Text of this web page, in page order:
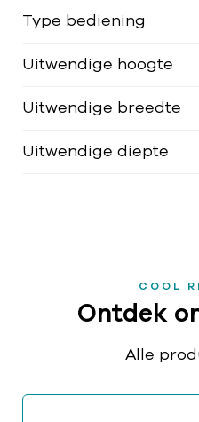
Type bediening
Uitwendige hoogte
Uitwendige breedte
Uitwendige diepte
COOL
Ontdek
Alle